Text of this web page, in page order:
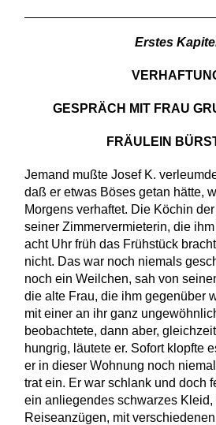
Erstes
GESPRÄCH MIT FRAU
FRÄULEIN
Jemand mußte Josef K.
daß er etwas Böses getan hätte,
Morgens verhaftet. Die Köchin
seiner Zimmervermieterin, die
acht Uhr früh das Frühstück
nicht. Das war noch niemals
noch ein Weilchen, sah von
die alte Frau, die ihm gegenüber
mit einer an ihr ganz
beobachtete, dann aber,
hungrig, läutete er. Sofort klopfte
er in dieser Wohnung noch
trat ein. Er war schlank und doch
ein anliegendes schwarzes
Reiseanzügen, mit